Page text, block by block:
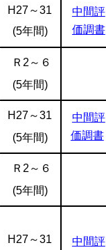
H27 ～31
(5年間)
中間評
価調書
Ｒ2～６
(5年間)
H27 ～31
(5年間)
中間評
価調書
Ｒ2～６
(5年間)
H27 ～31
中間評